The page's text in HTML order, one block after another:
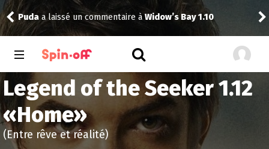
Puda a laissé un commentaire à Widow’s Bay 1.10
Legend of the Seeker 1.12
«Home»
(Entre rêve et réalité)